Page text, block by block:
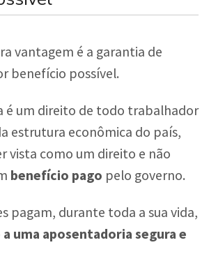
vantagem é a garantia de
benefício possível.
é um direito de todo trabalhador
estrutura econômica do país,
vista como um direito e não
benefício pago pelo governo.
pagam, durante toda a sua vida,
uma aposentadoria segura e